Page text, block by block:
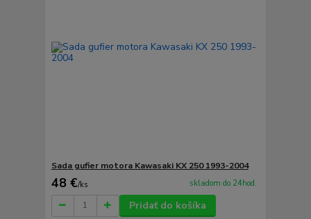
Sada gufier motora Kawasaki KX 250 1993-2004
48 €/ks skladom do 24hod.
Pridať do košíka